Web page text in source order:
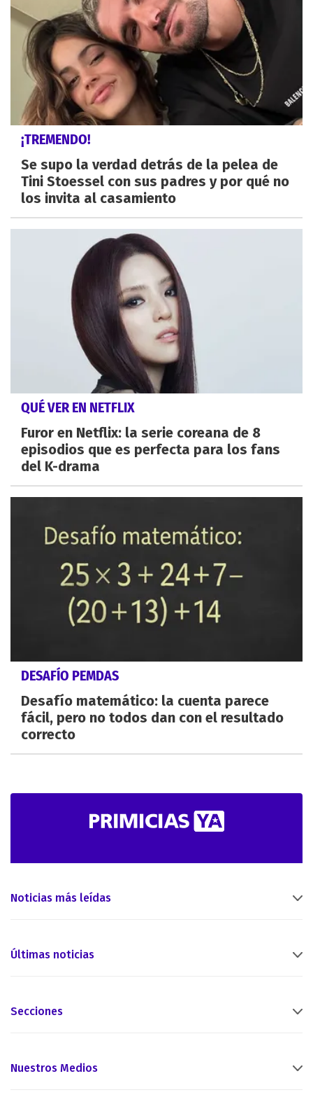
¡TREMENDO!
Se supo la verdad detrás de la pelea de
Tini Stoessel con sus padres y por qué no
los invita al casamiento
QUÉ VER EN NETFLIX
Furor en Netflix: la serie coreana de 8
episodios que es perfecta para los fans
del K-drama
DESAFÍO PEMDAS
Desafío matemático: la cuenta parece
fácil, pero no todos dan con el resultado
correcto
Noticias más leídas
Últimas noticias
Secciones
Nuestros Medios